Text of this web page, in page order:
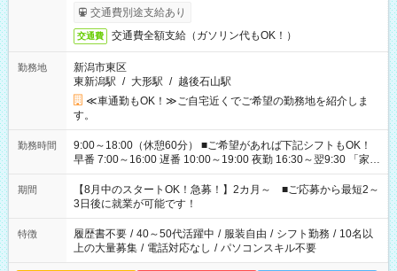
交通費別途支給あり
交通費 交通費全額支給（ガソリン代もOK！）
勤務地
新潟市東区
東新潟駅 / 大形駅 / 越後石山駅
≪車通勤もOK！≫ご自宅近くでご希望の勤務地を紹介しま
す。
勤務時間
9:00～18:00（休憩60分） ■ご希望があれば下記シフトもOK！
早番 7:00～16:00 遅番 10:00～19:00 夜勤 16:30～翌9:30 「家族
と休みを合わせたい」 「余裕を持って夕飯の準備がしたい」
「できれば残業はしたくない」 など、ご希望を教えてください
ね。 ※Wワーク希望の方へ 今ご覧のお仕事で希望する勤務時間
と、もう1つのお仕事の勤務時間。 合計で週40時間を超える場
合は応募できません。
期間
【8月中のスタートOK！急募！】2カ月～ ■ご応募から最短2～
3日後に就業が可能です！
特徴 履歴書不要 / 40～50代活躍中 / 服装自由 / シフト勤務 / 10名以
上の大量募集 / 電話対応なし / パソコンスキル不要